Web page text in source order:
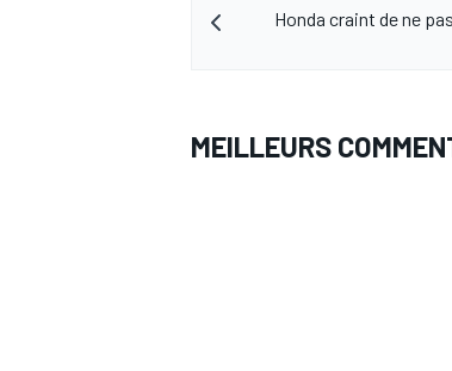
Honda craint de ne
MEILLEURS